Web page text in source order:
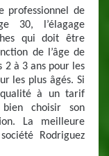
professionnel de
30, l’élagage
qui doit être
de l’âge de
2 à 3 ans pour les
les plus âgés. Si
à un tarif
choisir son
La meilleure
Rodriguez